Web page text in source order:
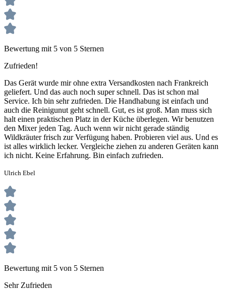
Bewertung mit 5 von 5 Sternen
Zufrieden!
Das Gerät wurde mir ohne extra Versandkosten nach Frankreich
geliefert. Und das auch noch super schnell. Das ist schon mal
Service. Ich bin sehr zufrieden. Die Handhabung ist einfach und
auch die Reinigunut geht schnell. Gut, es ist groß. Man muss sich
halt einen praktischen Platz in der Küche überlegen. Wir benutzen
den Mixer jeden Tag. Auch wenn wir nicht gerade ständig
Wildkräuter frisch zur Verfügung haben. Probieren viel aus. Und es
ist alles wirklich lecker. Vergleiche ziehen zu anderen Geräten kann
ich nicht. Keine Erfahrung. Bin einfach zufrieden.
Ulrich Ebel
Bewertung mit 5 von 5 Sternen
Sehr Zufrieden